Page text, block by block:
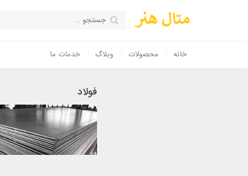
خانه محصولات وبلاگ خدمات ما
فولاد